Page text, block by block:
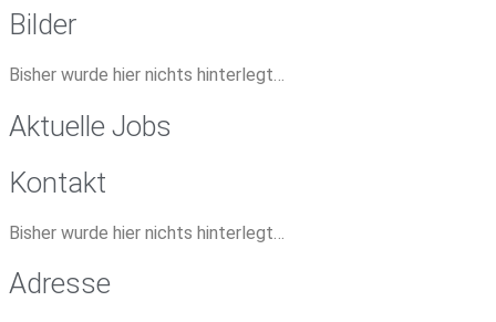
Bilder
Bisher wurde hier nichts hinterlegt…
Aktuelle Jobs
Kontakt
Bisher wurde hier nichts hinterlegt…
Adresse